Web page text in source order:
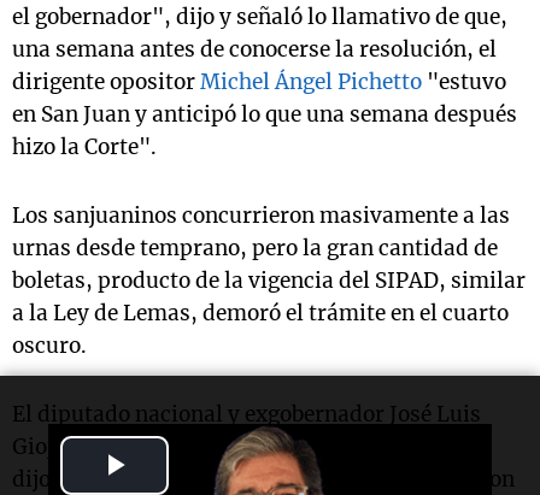
el gobernador", dijo y señaló lo llamativo de que,
una semana antes de conocerse la resolución, el
dirigente opositorMichel Ángel Pichetto "estuvo
en San Juan y anticipó lo que una semana después
hizo la Corte".
Los sanjuaninos concurrieron masivamente a las
urnas desde temprano, pero la gran cantidad de
boletas, producto de la vigencia del SIPAD, similar
a la Ley de Lemas, demoró el trámite en el cuarto
oscuro.
El diputado nacional y exgobernador José Luis
Gioja, que enfrentaba a Uñac en estos comicios,
dijo al votar en la Escuela Cecilio Avila de Rawson